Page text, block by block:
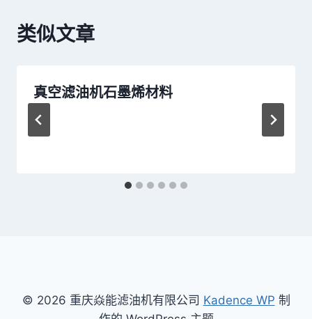
类似文章
真空滤油机石墨烯材料
© 2026 重庆焱能滤油机有限公司 Kadence WP 制